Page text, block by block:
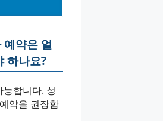
예약은 얼
하나요?
합니다. 성
약을 권장합